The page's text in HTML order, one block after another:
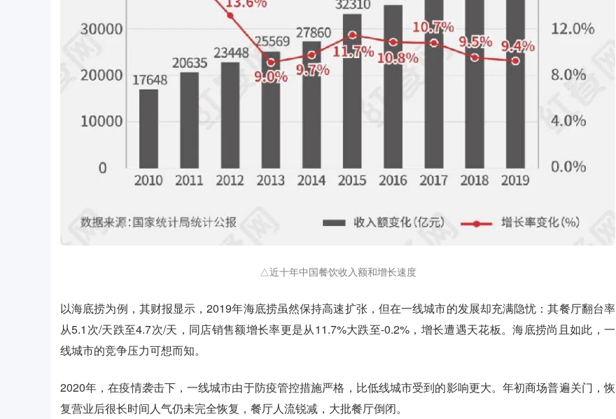
△近十年中国餐饮收入额和增长速度
以海底捞为例，其财报显示，2019年海底捞虽然保持高速扩张，但在一线城市的发展却充满隐忧：其餐厅翻台率
从5.1次/天跌至4.7次/天，同店销售额增长率更是从11.7%大跌至-0.2%，增长遭遇天花板。海底捞尚且如此，一
线城市的竞争压力可想而知。
2020年，在疫情袭击下，一线城市由于防疫管控措施严格，比低线城市受到的影响更大。年初商场普遍关门，恢
复营业后很长时间人气仍未完全恢复，餐厅人流锐减，大批餐厅倒闭。